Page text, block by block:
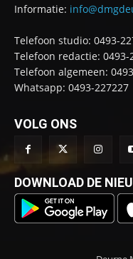
Informatie:
Telefoon studio: 0493-
Telefoon redactie: 0493-
Telefoon algemeen:
Whatsapp: 0493-227227
VOLG ONS
DOWNLOAD DE